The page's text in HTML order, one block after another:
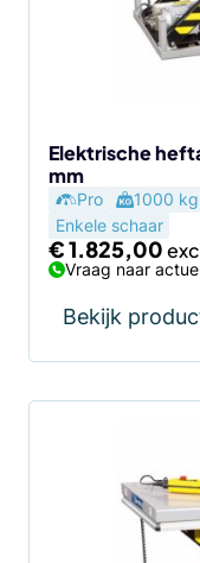
Elektrische
mm
Pro 1000 kg
Enkele schaar
€1.825,00
Vraag naar
Bekijk